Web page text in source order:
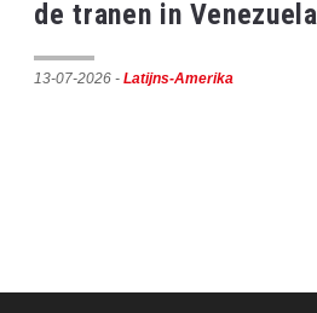
de tranen in Venezuela
13-07-2026 - Latijns-Amerika